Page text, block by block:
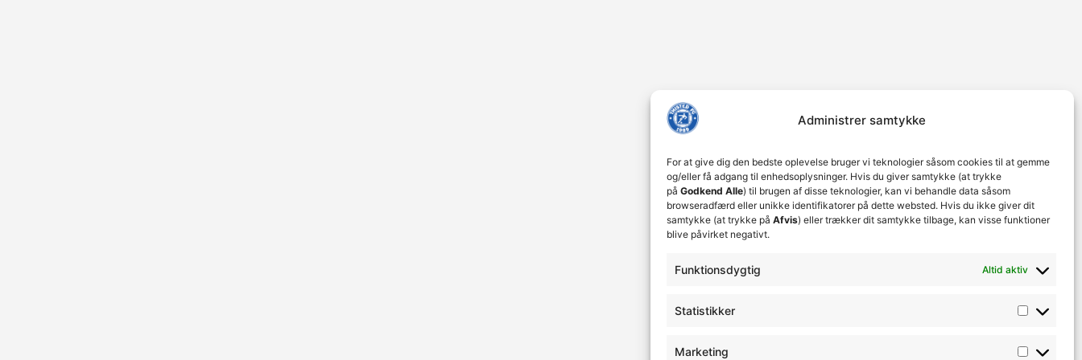
Administrer samtykke
For at give dig den bedste oplevelse bruger vi teknologier såsom cookies til at gemme
og/eller få adgang til enhedsoplysninger. Hvis du giver samtykke (at trykke
på Godkend Alle) til brugen af disse teknologier, kan vi behandle data såsom
browseradfærd eller unikke identifikatorer på dette websted. Hvis du ikke giver dit
samtykke (at trykke på Afvis) eller trækker dit samtykke tilbage, kan visse funktioner
blive påvirket negativt.
Funktionsdygtig Altid aktiv
Statistikker
Marketing